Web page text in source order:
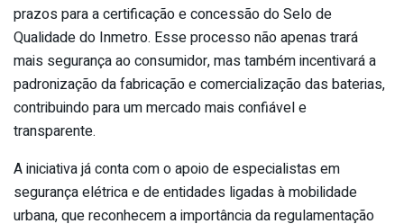
prazos para a certificação e concessão do Selo de
Qualidade do Inmetro. Esse processo não apenas trará
mais segurança ao consumidor, mas também incentivará a
padronização da fabricação e comercialização das baterias,
contribuindo para um mercado mais confiável e
transparente.
A iniciativa já conta com o apoio de especialistas em
segurança elétrica e de entidades ligadas à mobilidade
urbana, que reconhecem a importância da regulamentação